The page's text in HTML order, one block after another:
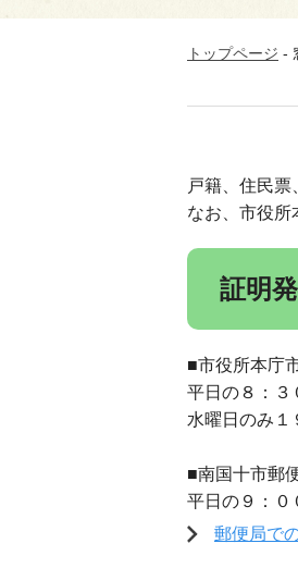
トップページ -
戸籍、住民票
なお、市役所
証明
■市役所本庁
平日の８：３
水曜日のみ１
■南国十市郵
平日の９：０
郵便局で